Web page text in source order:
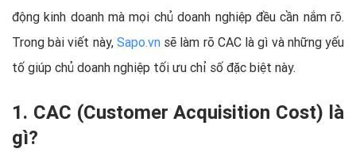
động kinh doanh mà mọi chủ doanh nghiệp đều cần nắm rõ.
Trong bài viết này, Sapo.vnsẽ làm rõ CAC là gì và những yếu
tố giúp chủ doanh nghiệp tối ưu chỉ số đặc biệt này.
1. CAC (Customer Acquisition Cost) là
gì?